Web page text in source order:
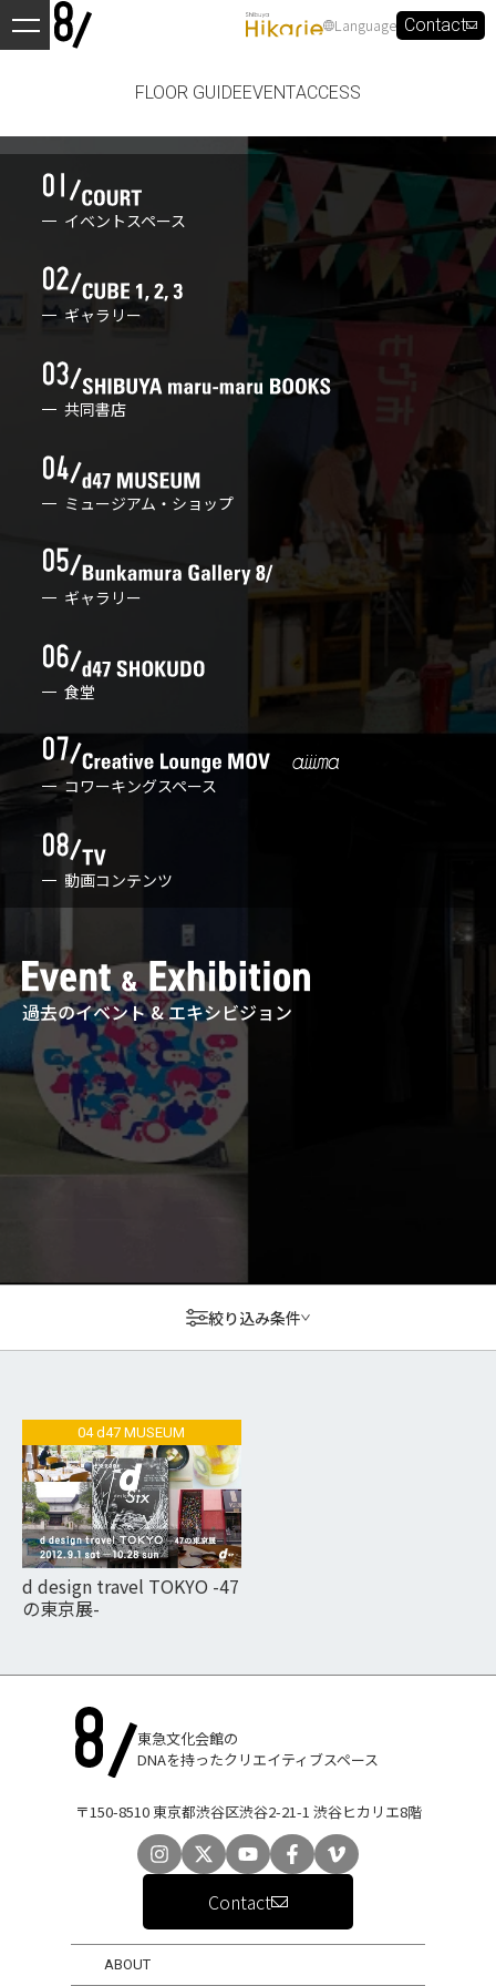
Language Contact
FLOOR GUIDEEVENTACCESS
イベントスペース
ギャラリー
共同書店
ミュージアム・ショップ
ギャラリー
食堂
コワーキングスペース
動画コンテンツ
過去のイベント & エキシビジョン
絞り込み条件
04 d47 MUSEUM
d design travel TOKYO -47
の東京展-
東急文化会館の
DNAを持ったクリエイティブスペース
〒150-8510 東京都渋谷区渋谷2-21-1 渋谷ヒカリエ8階
Contact
ABOUT